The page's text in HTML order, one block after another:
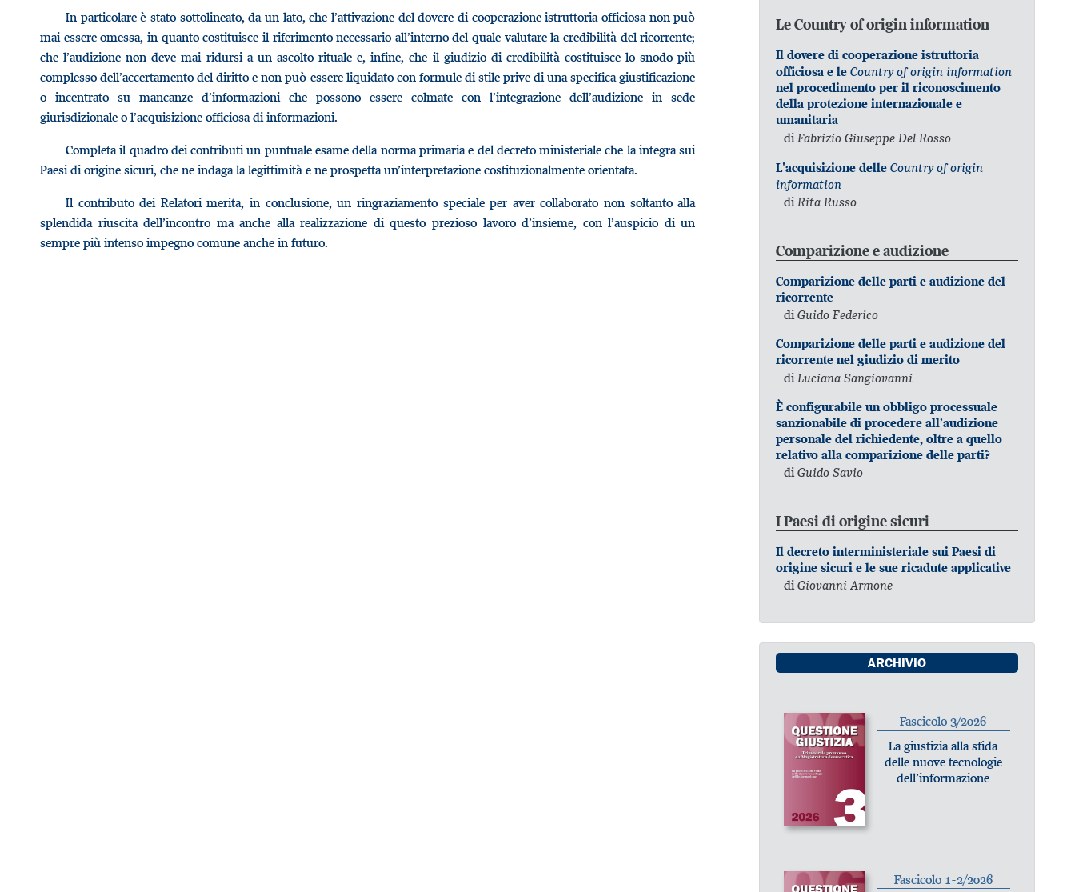
In particolare è stato sottolineato, da un lato, che l’attivazione del dovere di cooperazione istruttoria officiosa non può
mai essere omessa, in quanto costituisce il riferimento necessario all’interno del quale valutare la credibilità del ricorrente;
che l’audizione non deve mai ridursi a un ascolto rituale e, infine, che il giudizio di credibilità costituisce lo snodo più
complesso dell’accertamento del diritto e non può essere liquidato con formule di stile prive di una specifica giustificazione
o incentrato su mancanze d’informazioni che possono essere colmate con l’integrazione dell’audizione in sede
giurisdizionale o l’acquisizione officiosa di informazioni.
Completa il quadro dei contributi un puntuale esame della norma primaria e del decreto ministeriale che la integra sui
Paesi di origine sicuri, che ne indaga la legittimità e ne prospetta un’interpretazione costituzionalmente orientata.
Il contributo dei Relatori merita, in conclusione, un ringraziamento speciale per aver collaborato non soltanto alla
splendida riuscita dell’incontro ma anche alla realizzazione di questo prezioso lavoro d’insieme, con l’auspicio di un
sempre più intenso impegno comune anche in futuro.
Le Country of origin information
Il dovere di cooperazione istruttoria
officiosa e leCountry of origin information
nel procedimento per il riconoscimento
della protezione internazionale e
umanitaria
di Fabrizio Giuseppe Del Rosso
L'acquisizione delleCountry of origin
information
diRita Russo
Comparizione e audizione
Comparizione delle parti e audizione del
ricorrente
diGuido Federico
Comparizione delle parti e audizione del
ricorrente nel giudizio di merito
di Luciana Sangiovanni
È configurabile un obbligo processuale
sanzionabile di procedere all’audizione
personale del richiedente, oltre a quello
relativo alla comparizione delle parti?
diGuido Savio
I Paesi di origine sicuri
Il decreto interministeriale sui Paesi di
origine sicuri e le sue ricadute applicative
diGiovanni Armone
ARCHIVIO
Fascicolo 3/2026
La giustizia alla sfida
delle nuove tecnologie
dell’informazione
Fascicolo 1-2/2026